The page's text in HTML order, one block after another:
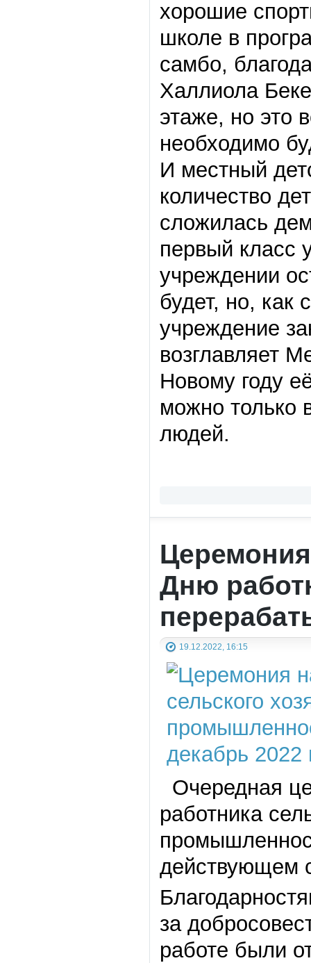
хорошие
школе в
самбо,
Халлиола
этаже, но это
необходимо
И местный
количество
сложилась
первый класс
учреждении
будет, но, как
учреждение
возглавляет
Новому году
можно только
людей.
Дню
19.12.2022, 16:15
Очередная
работника
действующем
за
работе были